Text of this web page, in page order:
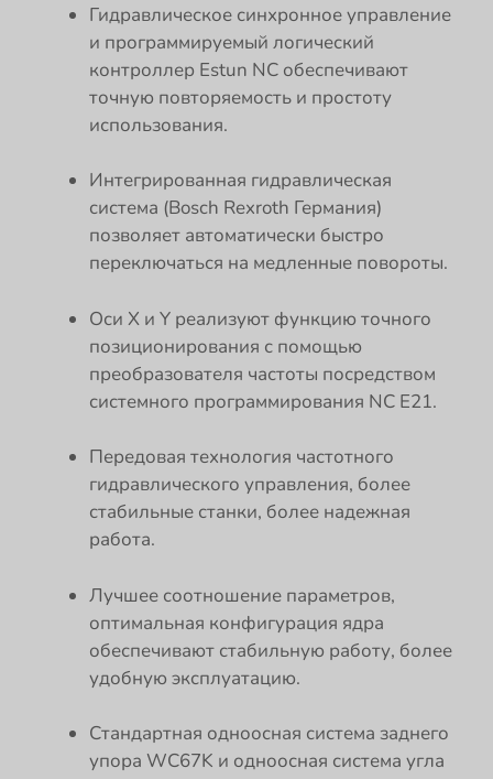
Гидравлическое синхронное управление
и программируемый логический
контроллер Estun NC обеспечивают
точную повторяемость и простоту
использования.
Интегрированная гидравлическая
система (Bosch Rexroth Германия)
позволяет автоматически быстро
переключаться на медленные повороты.
Оси X и Y реализуют функцию точного
позиционирования с помощью
преобразователя частоты посредством
системного программирования NC E21.
Передовая технология частотного
гидравлического управления, более
стабильные станки, более надежная
работа.
Лучшее соотношение параметров,
оптимальная конфигурация ядра
обеспечивают стабильную работу, более
удобную эксплуатацию.
Стандартная одноосная система заднего
упора WC67K и одноосная система угла